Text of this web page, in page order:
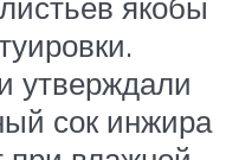
утверждали
сок инжира